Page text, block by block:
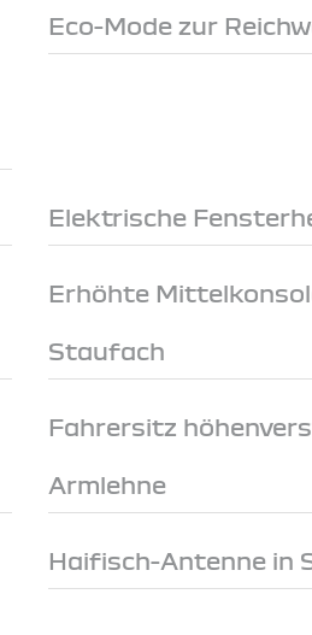
Eco-Mode zur
Elektrische
Erhöhte
Staufach
Fahrersitz
Armlehne
Haifisch-Antenne in